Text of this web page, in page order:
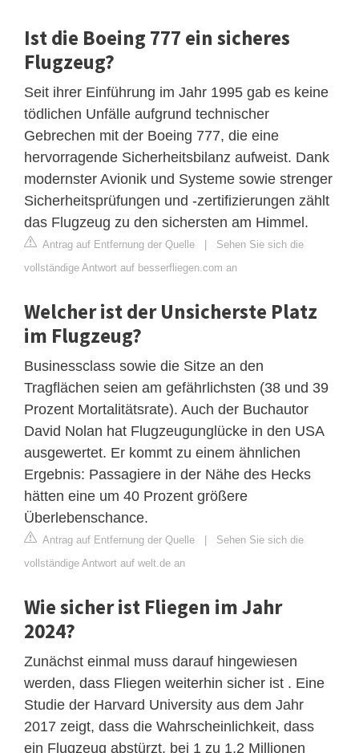
Ist die Boeing 777 ein sicheres
Flugzeug?
Seit ihrer Einführung im Jahr 1995 gab es keine
tödlichen Unfälle aufgrund technischer
Gebrechen mit der Boeing 777, die eine
hervorragende Sicherheitsbilanz aufweist. Dank
modernster Avionik und Systeme sowie strenger
Sicherheitsprüfungen und -zertifizierungen zählt
das Flugzeug zu den sichersten am Himmel.
Antrag auf Entfernung der Quelle | Sehen Sie sich die
vollständige Antwort auf besserfliegen.com an
Welcher ist der Unsicherste Platz
im Flugzeug?
Businessclass sowie die Sitze an den
Tragflächen seien am gefährlichsten (38 und 39
Prozent Mortalitätsrate). Auch der Buchautor
David Nolan hat Flugzeugunglücke in den USA
ausgewertet. Er kommt zu einem ähnlichen
Ergebnis: Passagiere in der Nähe des Hecks
hätten eine um 40 Prozent größere
Überlebenschance.
Antrag auf Entfernung der Quelle | Sehen Sie sich die
vollständige Antwort auf welt.de an
Wie sicher ist Fliegen im Jahr
2024?
Zunächst einmal muss darauf hingewiesen
werden, dass Fliegen weiterhin sicher ist . Eine
Studie der Harvard University aus dem Jahr
2017 zeigt, dass die Wahrscheinlichkeit, dass
ein Flugzeug abstürzt, bei 1 zu 1,2 Millionen